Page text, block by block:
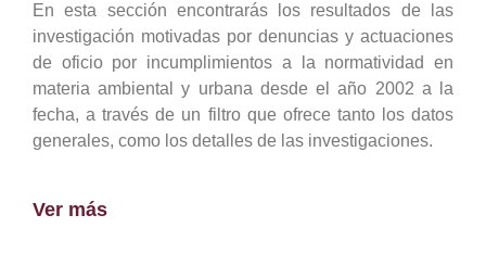
En esta sección encontrarás los resultados de las
investigación motivadas por denuncias y actuaciones
de oficio por incumplimientos a la normatividad en
materia ambiental y urbana desde el año 2002 a la
fecha, a través de un filtro que ofrece tanto los datos
generales, como los detalles de las investigaciones.
Ver más